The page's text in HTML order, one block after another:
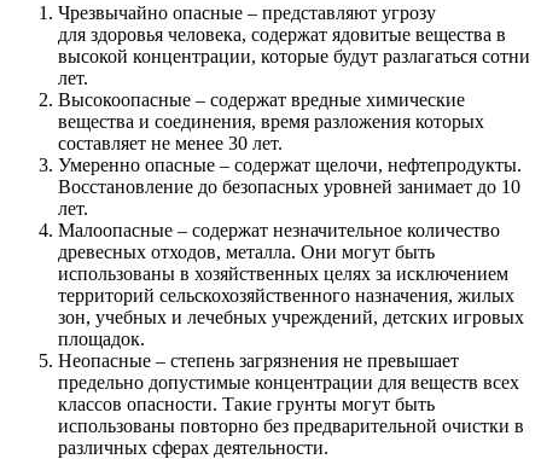
Чрезвычайно опасные – представляют угрозу
для здоровья человека, содержат ядовитые вещества в
высокой концентрации, которые будут разлагаться сотни
лет.
Высокоопасные – содержат вредные химические
вещества и соединения, время разложения которых
составляет не менее 30 лет.
Умеренно опасные – содержат щелочи, нефтепродукты.
Восстановление до безопасных уровней занимает до 10
лет.
Малоопасные – содержат незначительное количество
древесных отходов, металла. Они могут быть
использованы в хозяйственных целях за исключением
территорий сельскохозяйственного назначения, жилых
зон, учебных и лечебных учреждений, детских игровых
площадок.
Неопасные – степень загрязнения не превышает
предельно допустимые концентрации для веществ всех
классов опасности. Такие грунты могут быть
использованы повторно без предварительной очистки в
различных сферах деятельности.